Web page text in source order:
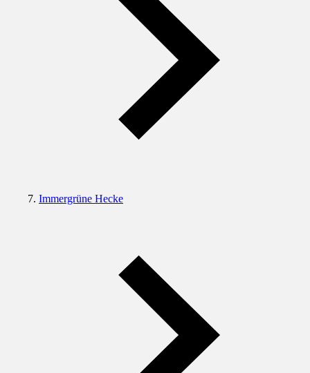
Immergrüne Hecke